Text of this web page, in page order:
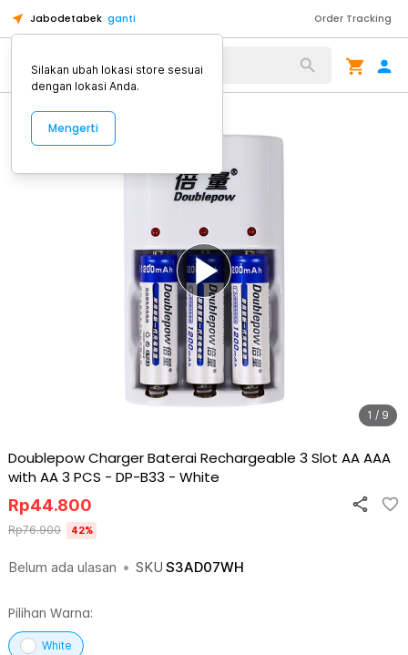
Jabodetabek ganti Order Tracking
Alat Kopi
1 / 9
Doublepow Charger Baterai Rechargeable 3 Slot AA AAA
with AA 3 PCS - DP-B33 - White
Belum ada ulasan • SKU S3AD07WH
Rp44.800
Rp76.900 42%
Pilihan Warna:
White
Silakan ubah lokasi store sesuai
dengan lokasi Anda.
Mengerti